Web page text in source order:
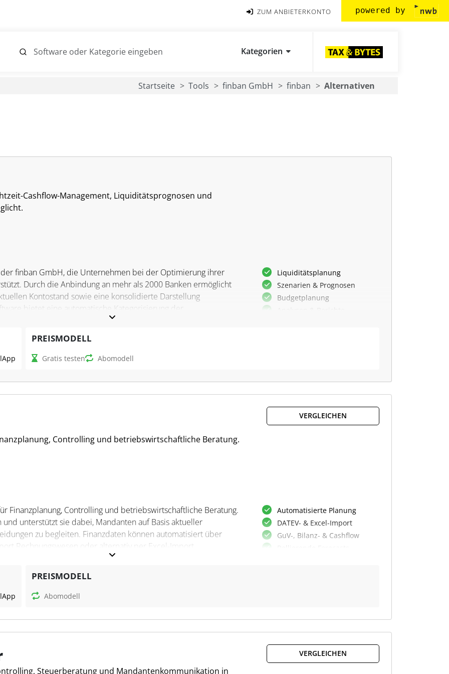
ZUM ANBIETERKONTO powered by
Kategorien
Startseite Tools finban GmbH finban Alternativen
Cashflow-Management, Liquiditätsprognosen und
finban GmbH, die Unternehmen bei der Optimierung ihrer
Durch die Anbindung an mehr als 2000 Banken ermöglicht
Kontostand sowie eine konsolidierte Darstellung
bietet eine automatische Kategorisierung der
um individuellen Anforderungen gerecht zu werden.
in Echtzeit verwaltet, Szenarien erstellt und verglichen sowie
Einblicke in Finanzkennzahlen, die entscheidungsrelevante
Liquiditätsplanung
Szenarien & Prognosen
Budgetplanung
Integration von 3.400+ Banken
App
PREISMODELL
Gratis testen Abomodell
Controlling und betriebswirtschaftliche Beratung.
VERGLEICHEN
Finanzplanung, Controlling und betriebswirtschaftliche Beratung.
unterstützt sie dabei, Mandanten auf Basis aktueller
zu begleiten. Finanzdaten können automatisiert über
Rechnungswesen oder alternativ per Excel-Import
gemeinsame Datenbasis für Kanzlei und Mandant und
von Management- und Bankenreports. KPI-Dashboards mit
ein KI-gestützter Finanzassistent mit Chat- und
Analyse-, Planungs-, Controlling- und Beratungsprozessen.
Automatisierte Planung
DATEV- & Excel-Import
GuV-, Bilanz- & Cashflow
KPI-Dashboards
BWA-Analysen
App
PREISMODELL
Abomodell
Steuerberatung und Mandantenkommunikation in
VERGLEICHEN